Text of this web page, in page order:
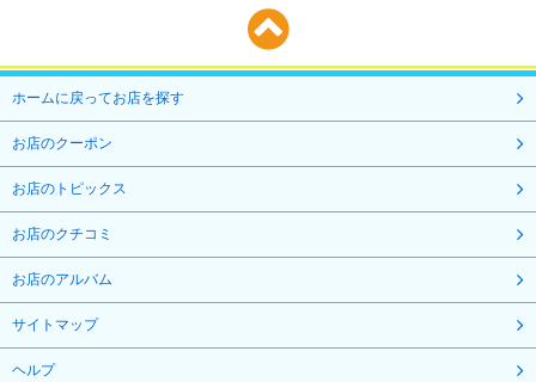
ホームに戻ってお店を探す
お店のクーポン
お店のトピックス
お店のクチコミ
お店のアルバム
サイトマップ
ヘルプ